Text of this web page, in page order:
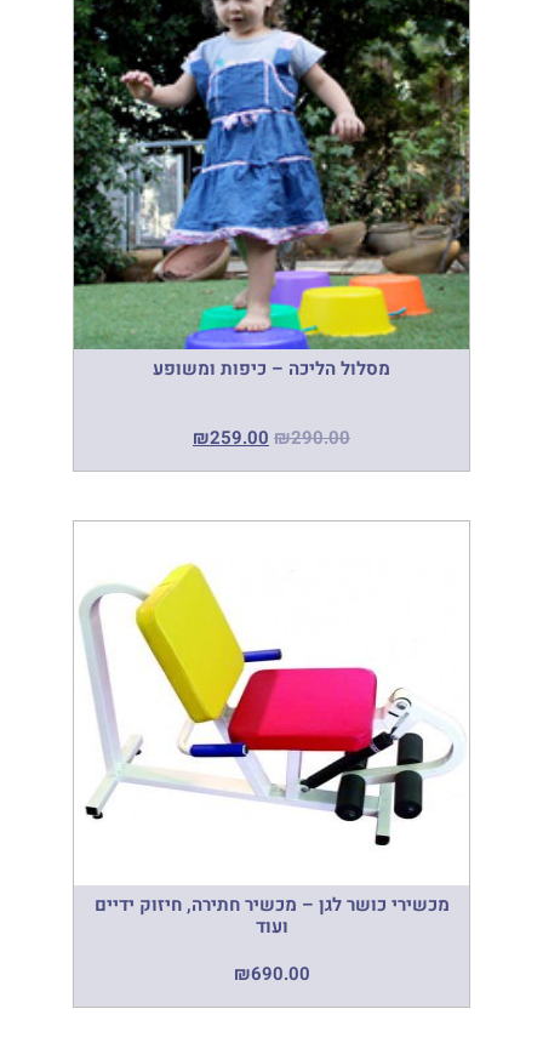
מסלול הליכה – כיפות ומשופע
₪290.00
₪259.00
מכשירי כושר לגן – מכשיר חתירה, חיזוק ידיים
ועוד
₪690.00